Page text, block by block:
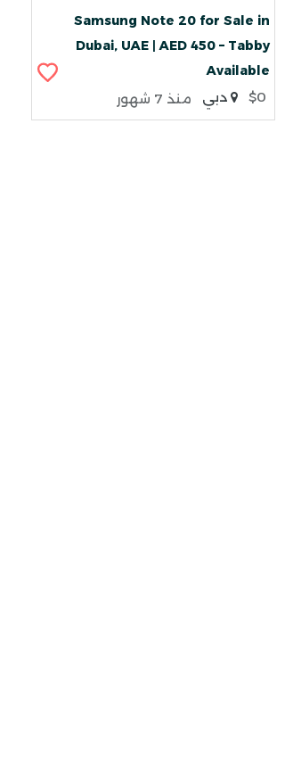
Samsung Note 20 for Sale in
Dubai, UAE | AED 450 – Tabby
Available
$0 دبي منذ 7 شهور